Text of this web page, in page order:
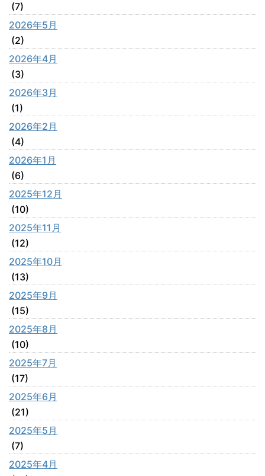
(7)
2026年5月
(2)
2026年4月
(3)
2026年3月
(1)
2026年2月
(4)
2026年1月
(6)
2025年12月
(10)
2025年11月
(12)
2025年10月
(13)
2025年9月
(15)
2025年8月
(10)
2025年7月
(17)
2025年6月
(21)
2025年5月
(7)
2025年4月